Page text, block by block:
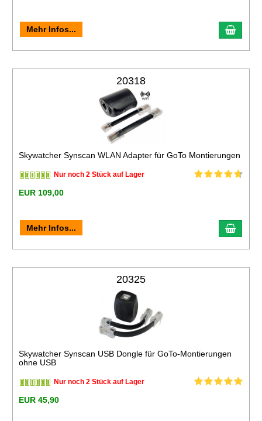
Mehr Infos...
20318
Skywatcher Synscan WLAN Adapter für GoTo Montierungen
Nur noch 2 Stück auf Lager
EUR 109,00
Mehr Infos...
20325
Skywatcher Synscan USB Dongle für GoTo-Montierungen
ohne USB
Nur noch 2 Stück auf Lager
EUR 45,90